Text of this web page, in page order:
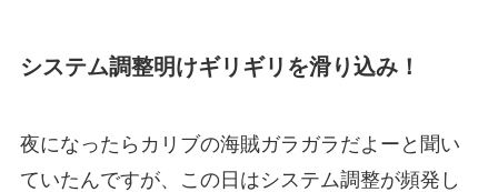
システム調整明けギリギリを滑り込み！
夜になったらカリブの海賊ガラガラだよーと聞い
ていたんですが、この日はシステム調整が頻発し